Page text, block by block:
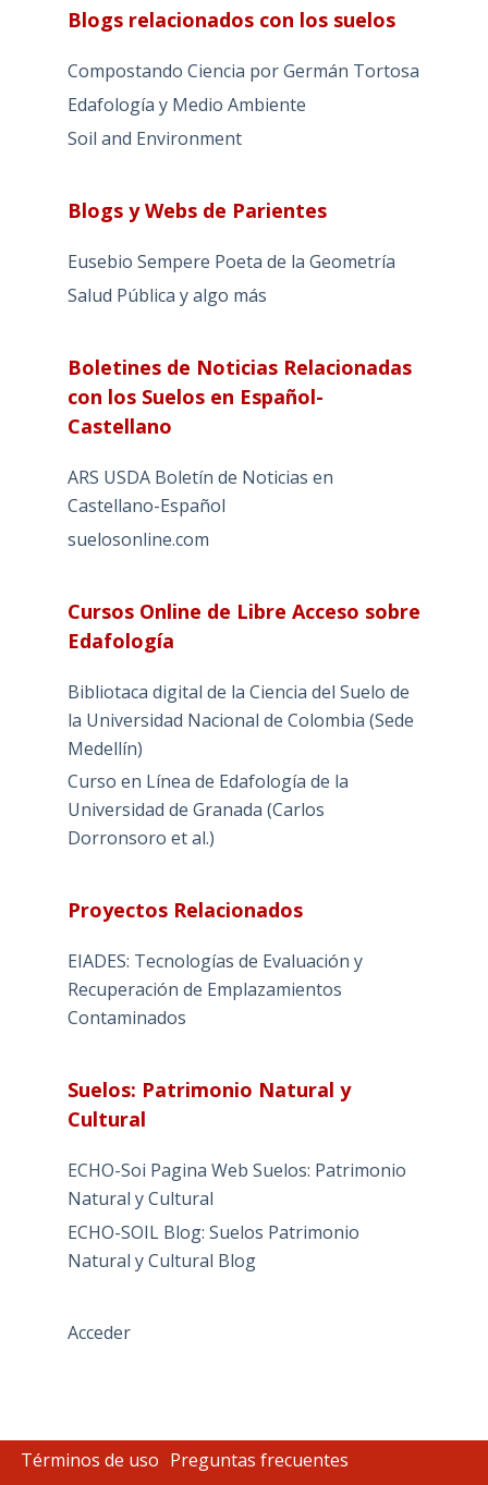
Blogs relacionados con los suelos
Compostando Ciencia por Germán Tortosa
Edafología y Medio Ambiente
Soil and Environment
Blogs y Webs de Parientes
Eusebio Sempere Poeta de la Geometría
Salud Pública y algo más
Boletines de Noticias Relacionadas
con los Suelos en Español-
Castellano
ARS USDA Boletín de Noticias en
Castellano-Español
suelosonline.com
Cursos Online de Libre Acceso sobre
Edafología
Bibliotaca digital de la Ciencia del Suelo de
la Universidad Nacional de Colombia (Sede
Medellín)
Curso en Línea de Edafología de la
Universidad de Granada (Carlos
Dorronsoro et al.)
Proyectos Relacionados
EIADES: Tecnologías de Evaluación y
Recuperación de Emplazamientos
Contaminados
Suelos: Patrimonio Natural y
Cultural
ECHO-Soi Pagina Web Suelos: Patrimonio
Natural y Cultural
ECHO-SOIL Blog: Suelos Patrimonio
Natural y Cultural Blog
Acceder
Términos de uso Preguntas frecuentes